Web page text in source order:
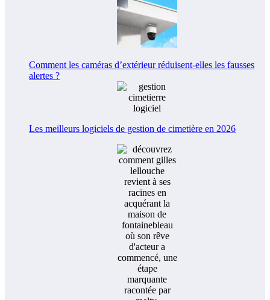
Comment les caméras d’extérieur réduisent-elles les fausses
alertes ?
Les meilleurs logiciels de gestion de cimetière en 2026